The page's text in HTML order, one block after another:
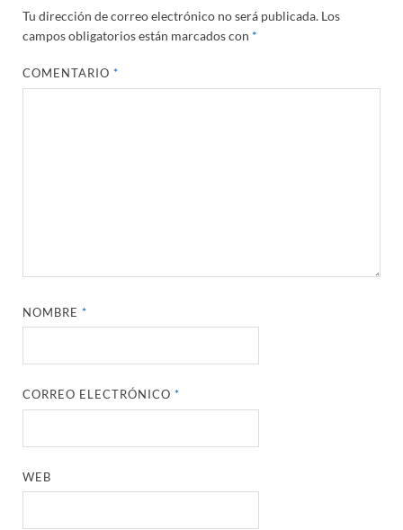
Tu dirección de correo electrónico no será publicada. Los
campos obligatorios están marcados con *
COMENTARIO*
NOMBRE*
CORREO ELECTRÓNICO*
WEB